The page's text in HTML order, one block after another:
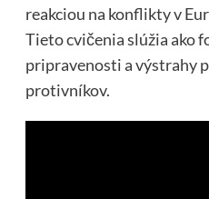
reakciou na konflikty v
Tieto cvičenia slúžia ako
pripravenosti a výstrahy
protivníkov.